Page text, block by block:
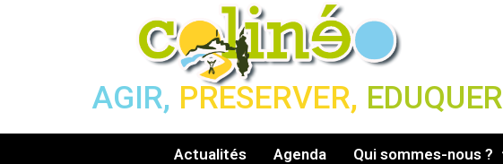
AGIR, PRESERVER, EDUQUER
Actualités Agenda Qui sommes-nous ?